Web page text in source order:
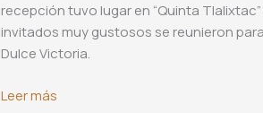
recepción tuvo lugar en “Quinta
invitados muy gustosos se reunieron
Dulce Victoria.
Bautizo
Leer más